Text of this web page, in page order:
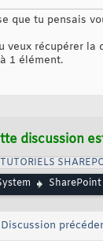
que tu pensais
veux récupérer
1 élément.
discussion
TUTORIELS
SharePoint
Discussion